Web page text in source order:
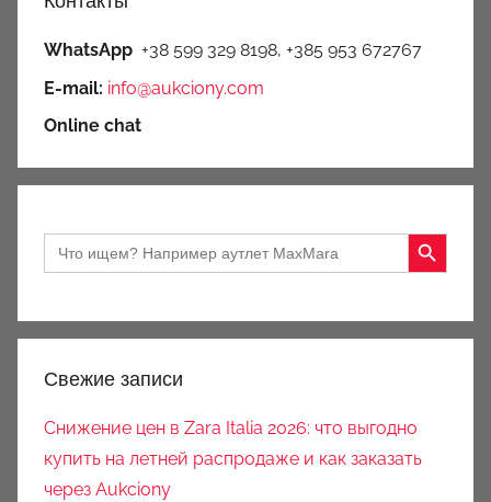
WhatsApp +38 599 329 8198, +385 953 672767
E-mail: info@aukciony.com
Online chat
Search
for:
Search Button
Свежие записи
Снижение цен в Zara Italia 2026: что выгодно
купить на летней распродаже и как заказать
через Aukciony